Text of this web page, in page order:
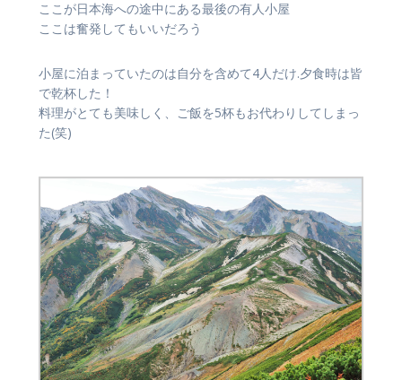
ここが日本海への途中にある最後の有人小屋
ここは奮発してもいいだろう
小屋に泊まっていたのは自分を含めて4人だけ.夕食時は皆
で乾杯した！
料理がとても美味しく、ご飯を5杯もお代わりしてしまっ
た(笑)